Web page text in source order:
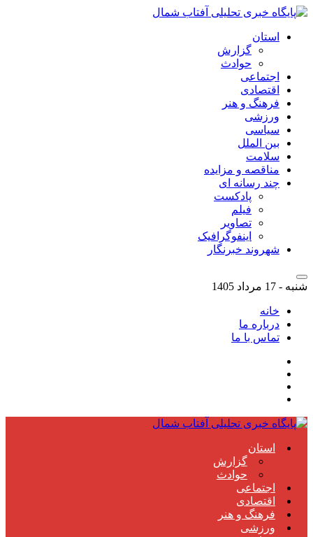
استان
گزارش
حوادث
اجتماعی
اقتصادی
فرهنگ و هنر
ورزشی
سیاسی
بین الملل
سلامت
مناقصه و مزایده
چند رسانه ای
پادکست
فیلم
تصاویر
اینفوگرافیک
شهروند خبرنگار
شنبه - 17 مرداد 1405
خانه
درباره ما
تماس با ما
استان
گزارش
حوادث
اجتماعی
اقتصادی
فرهنگ و هنر
ورزشی